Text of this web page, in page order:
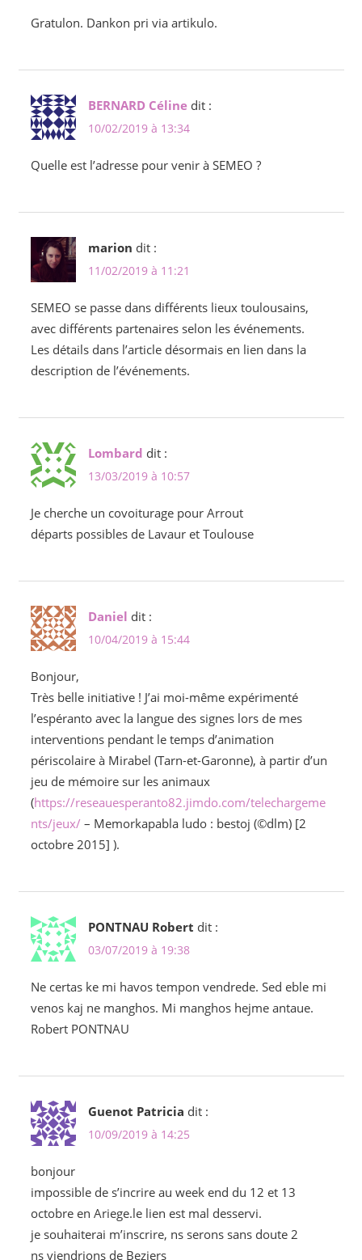
Gratulon. Dankon pri via artikulo.
BERNARD Céline dit :
10/02/2019 à 13:34
Quelle est l’adresse pour venir à SEMEO ?
marion dit :
11/02/2019 à 11:21
SEMEO se passe dans différents lieux toulousains,
avec différents partenaires selon les événements.
Les détails dans l’article désormais en lien dans la
description de l’événements.
Lombard dit :
13/03/2019 à 10:57
Je cherche un covoiturage pour Arrout
départs possibles de Lavaur et Toulouse
Daniel dit :
10/04/2019 à 15:44
Bonjour,
Très belle initiative ! J’ai moi-même expérimenté
l’espéranto avec la langue des signes lors de mes
interventions pendant le temps d’animation
périscolaire à Mirabel (Tarn-et-Garonne), à partir d’un
jeu de mémoire sur les animaux
(https://reseauesperanto82.jimdo.com/telechargeme
nts/jeux/– Memorkapabla ludo : bestoj (©dlm) [2
octobre 2015] ).
PONTNAU Robert dit :
03/07/2019 à 19:38
Ne certas ke mi havos tempon vendrede. Sed eble mi
venos kaj ne manghos. Mi manghos hejme antaue.
Robert PONTNAU
Guenot Patricia dit :
10/09/2019 à 14:25
bonjour
impossible de s’incrire au week end du 12 et 13
octobre en Ariege.le lien est mal desservi.
je souhaiterai m’inscrire, ns serons sans doute 2
ns viendrions de Beziers